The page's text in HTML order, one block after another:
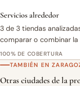
Servicios alrededor
3 de 3 tiendas
comparar o combinar
100% DE COBERTURA
TAMBIÉN EN
Otras ciudades de la